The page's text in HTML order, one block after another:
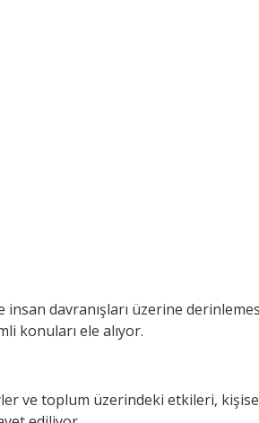
insan davranışları üzerine
konuları ele alıyor.
ve toplum üzerindeki etkileri,